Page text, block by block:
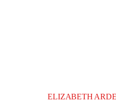
ELIZABETH